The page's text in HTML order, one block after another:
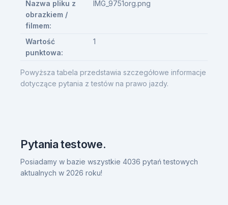
Powyższa tabela przedstawia szczegółowe informacje
dotyczące pytania z testów na prawo jazdy.
Nazwa pliku z
obrazkiem /
filmem:
IMG_9751org.png
Wartość
punktowa:
1
Pytania testowe.
Posiadamy w bazie wszystkie 4036 pytań testowych
aktualnych w 2026 roku!